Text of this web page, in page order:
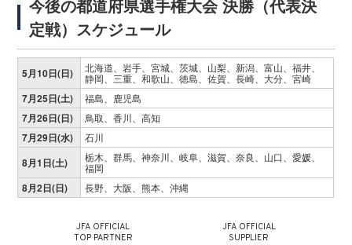
今後の都道府県選手権大会 決勝（代表決
定戦）スケジュール
5月10日(日)
北海道、岩手、宮城、茨城、山梨、新潟、富山、福井、
静岡、三重、和歌山、徳島、佐賀、長崎、大分、宮崎
7月25日(土) 福島、鹿児島
7月26日(日) 鳥取、香川、高知
7月29日(水) 石川
8月1日(土)
栃木、群馬、神奈川、岐阜、滋賀、奈良、山口、愛媛、
福岡
8月2日(日) 長野、大阪、熊本、沖縄
JFA OFFICIAL
TOP PARTNER
JFA OFFICIAL
SUPPLIER